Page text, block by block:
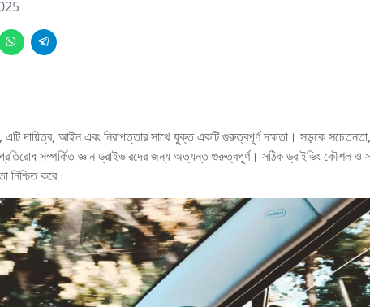
এটি দায়িত্ব, আইন এবং নিরাপত্তার সাথে যুক্ত একটি গুরুত্বপূর্ণ দক্ষতা। সড়কে
প্রতিরোধ সম্পর্কিত জ্ঞান ড্রাইভারদের জন্য অত্যন্ত গুরুত্বপূর্ণ। সঠিক ড্রাইভিং কৌশল ও
নিশ্চিত করে।